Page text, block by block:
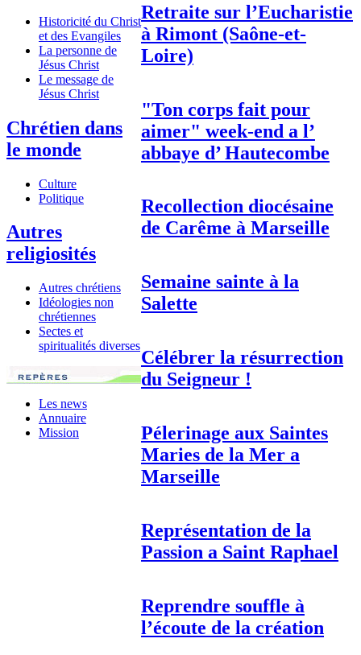
Historicité du Christ
et des Evangiles
La personne de
Jésus Christ
Le message de
Jésus Christ
Chrétien dans
le monde
Culture
Politique
Autres
religiosités
Autres chrétiens
Idéologies non
chrétiennes
Sectes et
spiritualités diverses
Les news
Annuaire
Mission
Retraite sur l’Eucharistie
à Rimont (Saône-et-
Loire)
"Ton corps fait pour
aimer" week-end a l’
abbaye d’ Hautecombe
Recollection diocésaine
de Carême à Marseille
Semaine sainte à la
Salette
Célébrer la résurrection
du Seigneur !
Pélerinage aux Saintes
Maries de la Mer a
Marseille
Représentation de la
Passion a Saint Raphael
Reprendre souffle à
l’écoute de la création